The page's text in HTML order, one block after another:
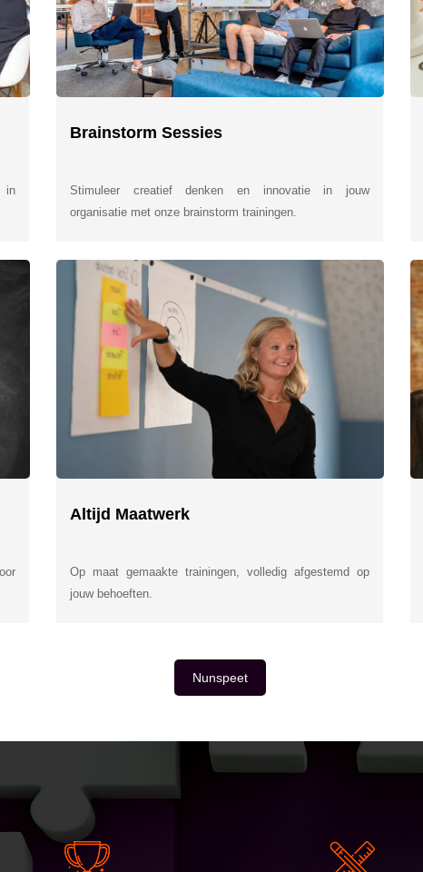
in
Brainstorm Sessies
Stimuleer creatief denken en innovatie in jouw
organisatie met onze brainstorm trainingen.
Altijd Maatwerk
Op maat gemaakte trainingen, volledig afgestemd op
jouw behoeften.
Nunspeet